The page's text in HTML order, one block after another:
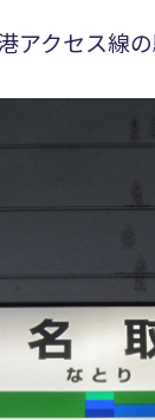
クセス線